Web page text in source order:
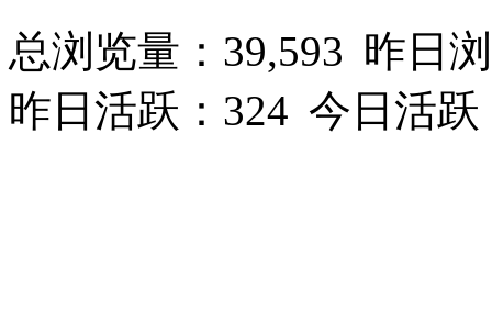
总浏览量：39,593 昨日
昨日活跃：324 今日活跃